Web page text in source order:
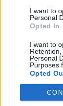
I want to
Personal
Opted In
I want to
Personal
Purposes
Opted
Facebook
Tags: